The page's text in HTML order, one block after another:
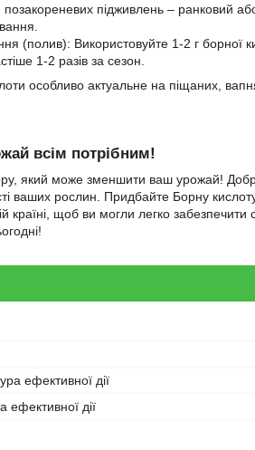
підживлень – ранковий або
(полив): Використовуйте 1-2 г борної
1-2 разів за сезон.
особливо актуальне на піщаних,
всім потрібним!
який може зменшити ваш урожай!
ваших рослин. Придбайте Борну
країні, щоб ви могли легко
ефективної дії
ефективної дії